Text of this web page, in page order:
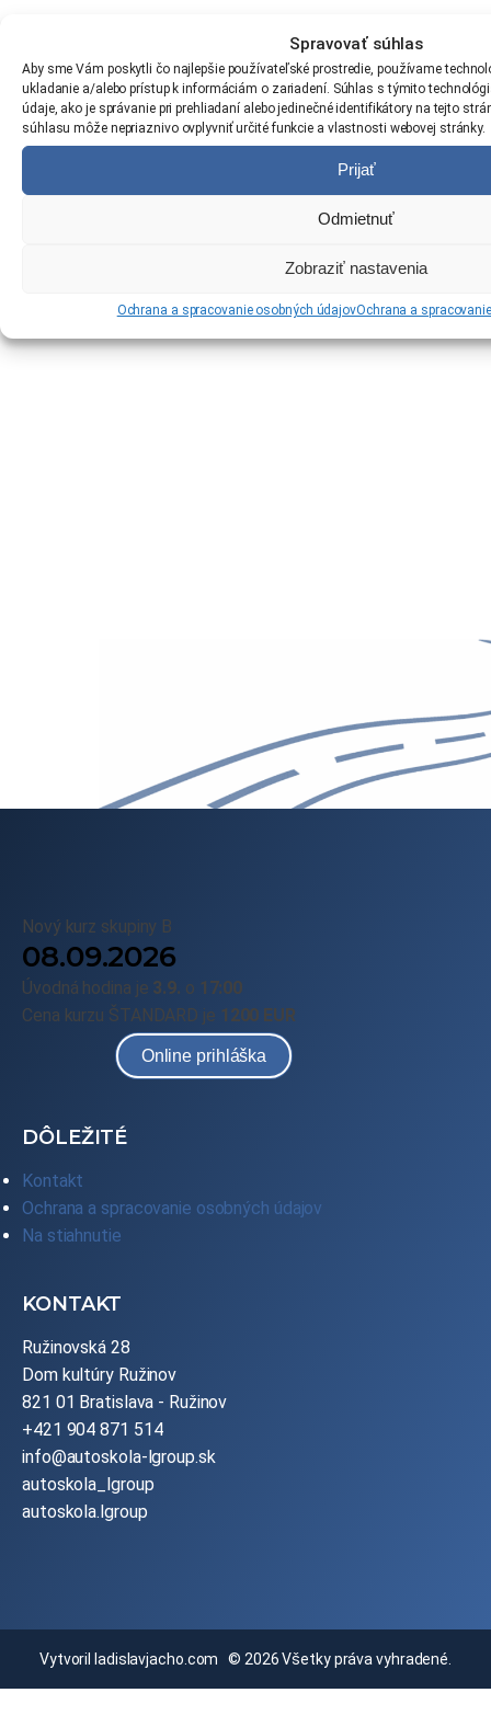
Spravovať súhlas
Aby sme Vám poskytli čo najlepšie používateľské prostredie, používame
ukladanie a/alebo prístup k informáciám o zariadení. Súhlas s týmito
údaje, ako je správanie pri prehliadaní alebo jedinečné identifikátory na tejto
súhlasu môže nepriaznivo ovplyvniť určité funkcie a vlastnosti webovej stránky.
Prijať
Odmietnuť
Zobraziť nastavenia
Ochrana a spracovanie osobných údajovOchrana a
KONTAKT
Ružinovská 28
Dom kultúry Ružinov
821 01 Bratislava - Ružinov
+421 904 871 514
info@autoskola-lgroup.sk
autoskola_lgroup
autoskola.lgroup
DÔLEŽITÉ
Kontakt
Ochrana a spracovanie osobných údajov
Na stiahnutie
Nový kurz skupiny B
08.09.2026
Úvodná hodina je 3.9. o 17:00
Cena kurzu ŠTANDARD je 1200 EUR
Online prihláška
Vytvoril ladislavjacho.com © 2026 Všetky práva vyhradené.